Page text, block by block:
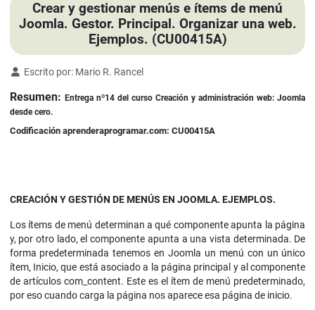
Crear y gestionar menús e ítems de menú
Joomla. Gestor. Principal. Organizar una web.
Ejemplos. (CU00415A)
Detalles
Escrito por: Mario R. Rancel
Resumen: Entrega nº14 del curso Creación y administración web: Joomla
desde cero.
Codificación aprenderaprogramar.com: CU00415A
CREACIÓN Y GESTIÓN DE MENÚS EN JOOMLA. EJEMPLOS.
Los ítems de menú determinan a qué componente apunta la página
y, por otro lado, el componente apunta a una vista determinada. De
forma predeterminada tenemos en Joomla un menú con un único
ítem, Inicio, que está asociado a la página principal y al componente
de artículos com_content. Este es el ítem de menú predeterminado,
por eso cuando carga la página nos aparece esa página de inicio.